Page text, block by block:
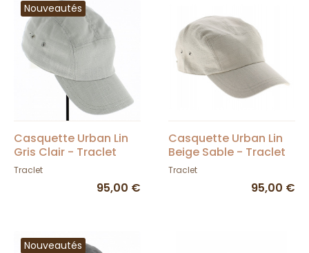
Nouveautés
Casquette Urban Lin
Gris Clair - Traclet
Traclet
95,00 €
Casquette Urban Lin
Beige Sable - Traclet
Traclet
95,00 €
Nouveautés